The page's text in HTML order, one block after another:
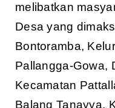
melibatkan
Desa yang
Bontoramba,
Pallangga-Gowa,
Kecamatan
Balang Tanayya,